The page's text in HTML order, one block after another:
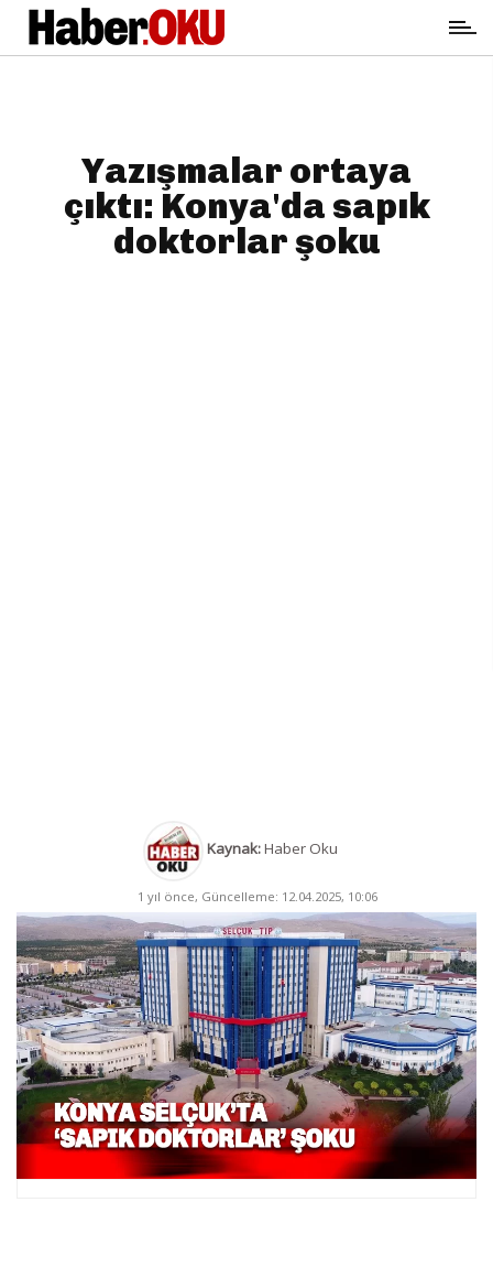
Yazışmalar ortaya
çıktı: Konya'da sapık
doktorlar şoku
Kaynak:Haber Oku
1 yıl önce, Güncelleme: 12.04.2025, 10:06